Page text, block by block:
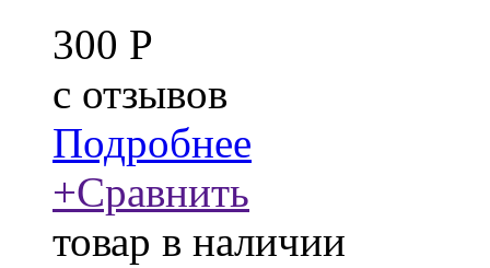
300 Р
c отзывов
Подробнее
+Сравнить
товар в наличии